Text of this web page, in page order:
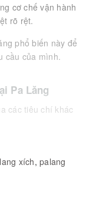
cơ chế vận hành
rõ rệt.
phổ biến này để
cầu của mình.
Pa Lăng
các tiêu chí khác
xích, palang